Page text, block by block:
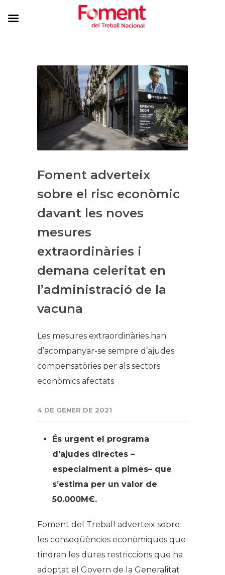
Foment adverteix
sobre el risc econòmic
davant les noves
mesures
extraordinàries i
demana celeritat en
l’administració de la
vacuna
Les mesures extraordinàries han
d’acompanyar-se sempre d’ajudes
compensatòries per als sectors
econòmics afectats
4 DE GENER DE 2021
És urgent el programa
d’ajudes directes –
especialment a pimes– que
s’estima per un valor de
50.000M€.
Foment del Treball adverteix sobre
les conseqüències econòmiques que
tindran les dures restriccions que ha
adoptat el Govern de la Generalitat